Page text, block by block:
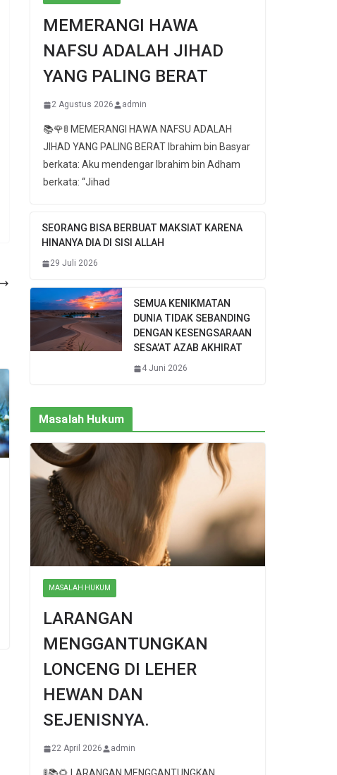
MEMERANGI HAWA
NAFSU ADALAH JIHAD
YANG PALING BERAT
2 Agustus 2026 admin
📚🌹🚦 MEMERANGI HAWA NAFSU ADALAH
JIHAD YANG PALING BERAT Ibrahim bin Basyar
berkata: Aku mendengar Ibrahim bin Adham
berkata: “Jihad
SEORANG BISA BERBUAT MAKSIAT KARENA
HINANYA DIA DI SISI ALLAH
29 Juli 2026
SEMUA KENIKMATAN
DUNIA TIDAK SEBANDING
DENGAN KESENGSARAAN
SESA’AT AZAB AKHIRAT
4 Juni 2026
Masalah Hukum
MASALAH HUKUM
LARANGAN
MENGGANTUNGKAN
LONCENG DI LEHER
HEWAN DAN
SEJENISNYA.
22 April 2026 admin